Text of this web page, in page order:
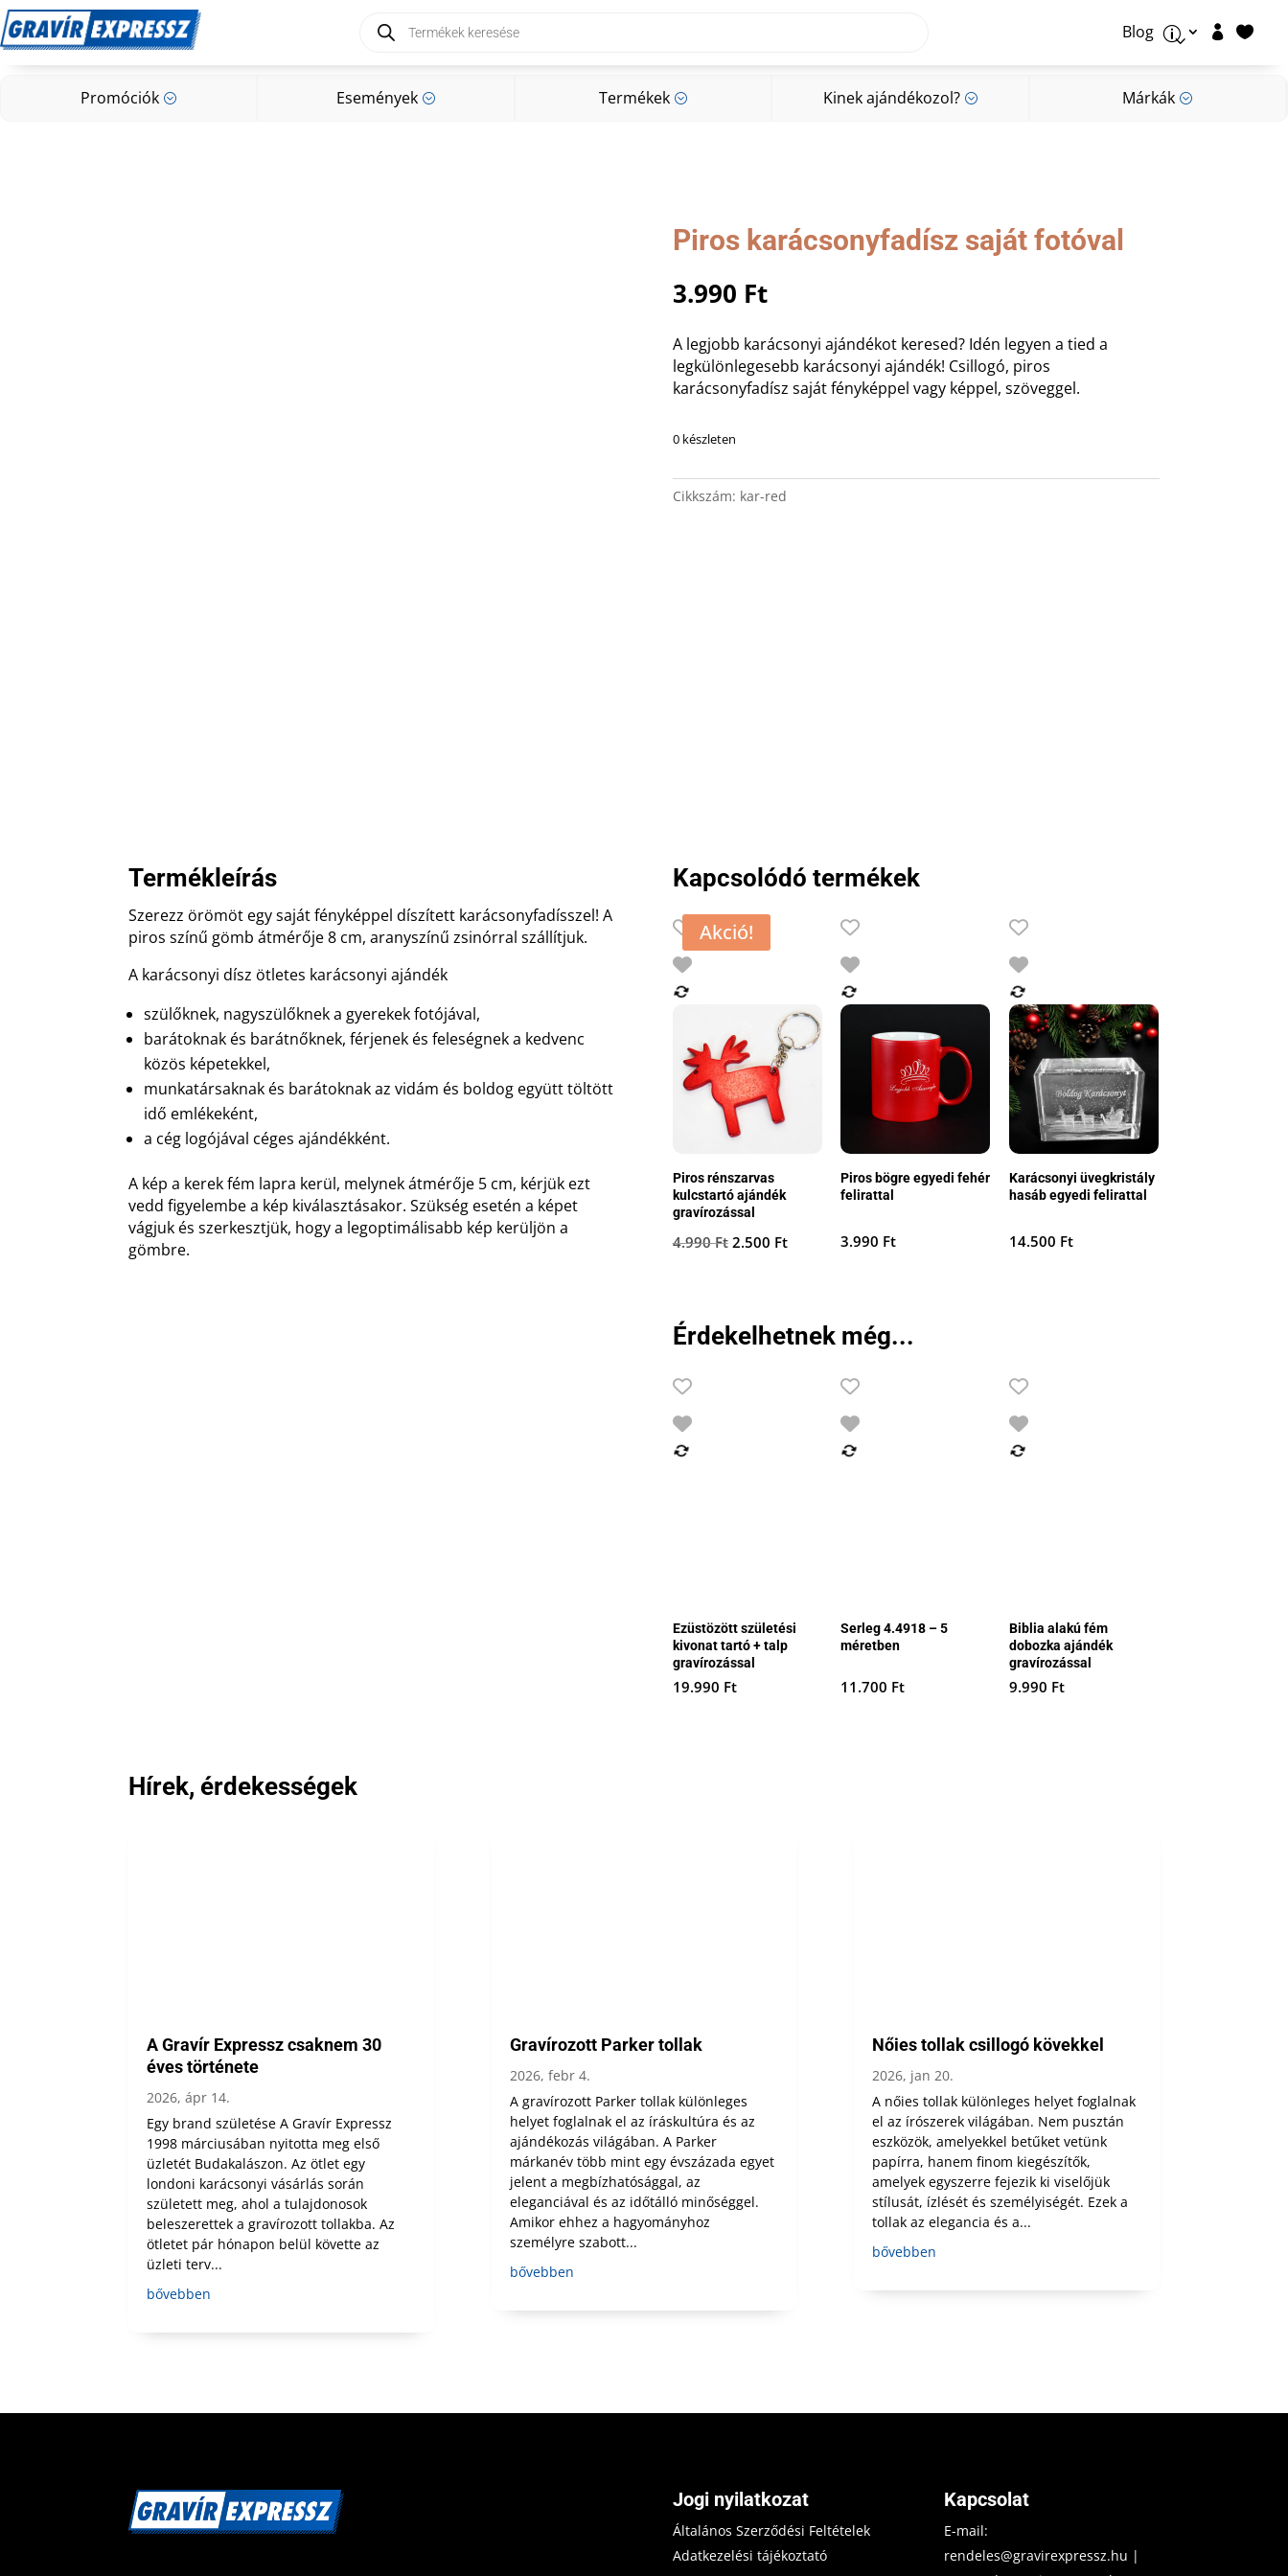
search Blog p  
Promóciók ; Események ; Termékek ; Kinek ajándékozol? ; Márkák ;
Promóciók; Események Márkák;
Piros karácsonyfadísz saját fotóval
3.990 Ft
A legjobb karácsonyi ajándékot keresed? Idén legyen a tied a
legkülönlegesebb karácsonyi ajándék! Csillogó, piros
karácsonyfadísz saját fényképpel vagy képpel, szöveggel.
0 készleten
Cikkszám: kar-red
Termékleírás
Szerezz örömöt egy saját fényképpel díszített karácsonyfadísszel! A
piros színű gömb átmérője 8 cm, aranyszínű zsinórral szállítjuk.
A karácsonyi dísz ötletes karácsonyi ajándék
szülőknek, nagyszülőknek a gyerekek fotójával,
barátoknak és barátnőknek, férjenek és feleségnek a kedvenc
közös képetekkel,
munkatársaknak és barátoknak az vidám és boldog együtt töltött
idő emlékeként,
a cég logójával céges ajándékként.
A kép a kerek fém lapra kerül, melynek átmérője 5 cm, kérjük ezt
vedd figyelembe a kép kiválasztásakor. Szükség esetén a képet
vágjuk és szerkesztjük, hogy a legoptimálisabb kép kerüljön a
gömbre.
Kapcsolódó termékek
Akció!
Piros rénszarvas
kulcstartó ajándék
gravírozással
4.990Ft Original
2.500 FtCurrent
Piros bögre egyedi fehér
felirattal
3.990 Ft
Karácsonyi üvegkristály
hasáb egyedi felirattal
14.500 Ft
Érdekelhetnek még...
Ezüstözött születési
kivonat tartó + talp
gravírozással
19.990 Ft
Serleg 4.4918 – 5
méretben
11.700 Ft
Biblia alakú fém
dobozka ajándék
gravírozással
9.990 Ft
Hírek, érdekességek
A Gravír Expressz csaknem 30
éves története
2026, ápr 14.
Egy brand születése A Gravír Expressz
1998 márciusában nyitotta meg első
üzletét Budakalászon. Az ötlet egy
londoni karácsonyi vásárlás során
született meg, ahol a tulajdonosok
beleszerettek a gravírozott tollakba. Az
ötletet pár hónapon belül követte az
üzleti terv...
bővebben
Gravírozott Parker tollak
2026, febr 4.
A gravírozott Parker tollak különleges
helyet foglalnak el az íráskultúra és az
ajándékozás világában. A Parker
márkanév több mint egy évszázada egyet
jelent a megbízhatósággal, az
eleganciával és az időtálló minőséggel.
Amikor ehhez a hagyományhoz
személyre szabott...
bővebben
Nőies tollak csillogó kövekkel
2026, jan 20.
A nőies tollak különleges helyet foglalnak
el az írószerek világában. Nem pusztán
eszközök, amelyekkel betűket vetünk
papírra, hanem finom kiegészítők,
amelyek egyszerre fejezik ki viselőjük
stílusát, ízlését és személyiségét. Ezek a
tollak az elegancia és a...
bővebben
Jogi nyilatkozat
Általános Szerződési Feltételek
Adatkezelési tájékoztató
Kapcsolat
E-mail:
rendeles@gravirexpressz.hu |